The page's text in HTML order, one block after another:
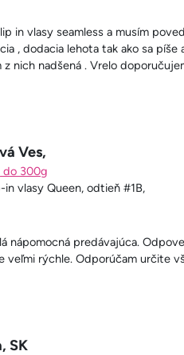
in vlasy seamless a musím
, dodacia lehota tak ako sa píše
z nich nadšená . Vrelo
Ves,
do 300g
in vlasy Queen, odtieň #1B,
nápomocná predávajúca.
veľmi rýchle. Odporúčam určite
SK